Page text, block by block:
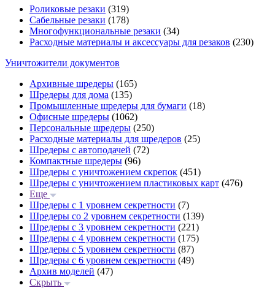
Роликовые резаки (319)
Сабельные резаки (178)
Многофункциональные резаки (34)
Расходные материалы и аксессуары для резаков (230)
Уничтожители документов
Архивные шредеры (165)
Шредеры для дома (135)
Промышленные шредеры для бумаги (18)
Офисные шредеры (1062)
Персональные шредеры (250)
Расходные материалы для шредеров (25)
Шредеры с автоподачей (72)
Компактные шредеры (96)
Шредеры с уничтожением скрепок (451)
Шредеры с уничтожением пластиковых карт (476)
Еще
Шредеры с 1 уровнем секретности (7)
Шредеры со 2 уровнем секретности (139)
Шредеры с 3 уровнем секретности (221)
Шредеры с 4 уровнем секретности (175)
Шредеры с 5 уровнем секретности (87)
Шредеры с 6 уровнем секретности (49)
Архив моделей (47)
Скрыть